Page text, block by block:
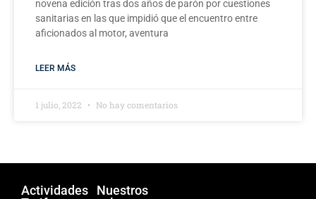
novena edición tras dos años de parón por cuestiones
sanitarias en las que impidió que el encuentro entre
aficionados al motor, aventura
LEER MÁS
1 julio, 2022 No hay comentarios
Actividades
Nuestros